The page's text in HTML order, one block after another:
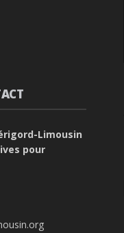
Limousin
pour